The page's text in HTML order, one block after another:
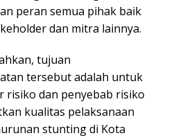
peran semua pihak baik
dan mitra lainnya.
tujuan
tersebut adalah untuk
dan penyebab risiko
kualitas pelaksanaan
stunting di Kota